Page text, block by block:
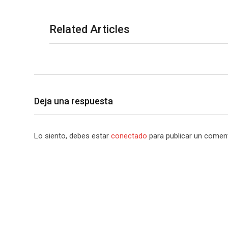
Related Articles
Deja una respuesta
Lo siento, debes estar conectado para publicar un